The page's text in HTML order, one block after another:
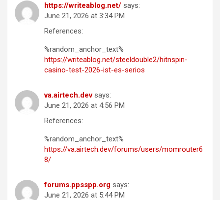
https://writeablog.net/ says:
June 21, 2026 at 3:34 PM
References:
%random_anchor_text%
https://writeablog.net/steeldouble2/hitnspin-
casino-test-2026-ist-es-serios
va.airtech.dev says:
June 21, 2026 at 4:56 PM
References:
%random_anchor_text%
https://va.airtech.dev/forums/users/momrouter6
8/
forums.ppsspp.org says:
June 21, 2026 at 5:44 PM